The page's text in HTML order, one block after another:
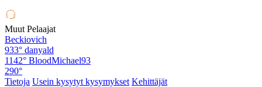
Muut Pelaajat
Beckiovich
933° danyald
1142° BloodMichael93
290°
Tietoja Usein kysytyt kysymykset Kehittäjät